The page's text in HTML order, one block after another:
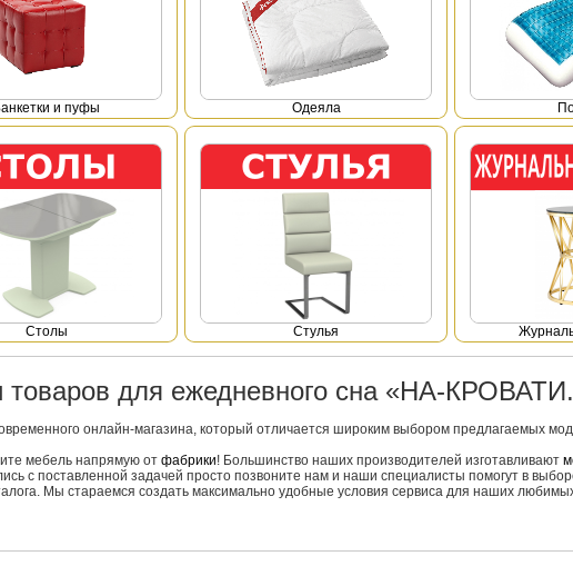
и пуфы Одеяла
Столы Стулья
товаров для ежедневного сна «НА-
онлайн-магазина, который отличается широким выбором предлагаемых
мебель напрямую от фабрики! Большинство наших производителей изготавливают
с поставленной задачей просто позвоните нам и наши специалисты помогут в
Мы стараемся создать максимально удобные условия сервиса для наших